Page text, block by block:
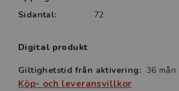
Sidantal:
72
Digital produkt
Giltighetstid från aktivering: 36 mån
Köp- och leveransvillkor